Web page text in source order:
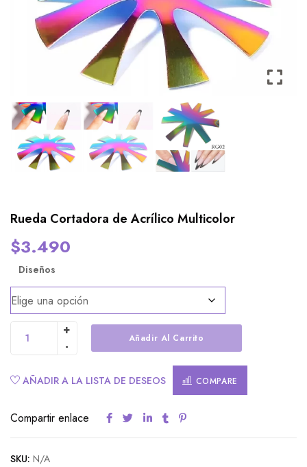
Rueda Cortadora de Acrílico Multicolor
$3.490
Diseños
Añadir Al Carrito
AÑADIR A LA LISTA DE DESEOS COMPARE
Compartir enlace
SKU: N/A